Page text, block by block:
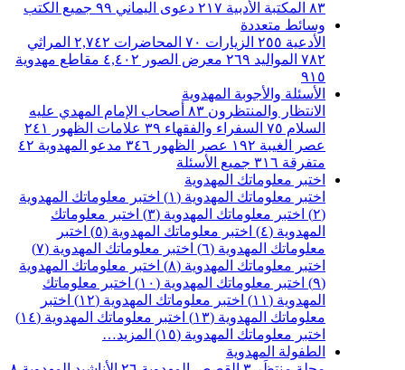
المكتبة الأدبية٢١٧ دعوى اليماني٩٩ جميع الكتب
وسائط متعددة
الزيارات٧٠ المحاضرات ٢,٧٤٢ المراثي
المواليد٢٦٩ معرض الصور٤,٤٠٢
مقاطع مهدوية
الأسئلة والأجوبة المهدوية
الانتظار والمنتظرون٨٣ أصحاب الإمام المهدي عليه
السفراء والفقهاء٣٩ علامات الظهور٢٤١
١٩٢ عصر الظهور٣٤٦ مدعو المهدوية٤٢
جميع الأسئلة
اختبر معلوماتك المهدوية
اختبر معلوماتك المهدوية (١)
اختبر معلوماتك المهدوية
اختبر معلوماتك المهدوية (٣)
اختبر معلوماتك
اختبر معلوماتك المهدوية (٥)
اختبر
معلوماتك المهدوية (٦)
اختبر معلوماتك المهدوية (٧)
اختبر معلوماتك المهدوية (٨)
اختبر معلوماتك المهدوية
اختبر معلوماتك المهدوية (١٠)
اختبر معلوماتك
اختبر معلوماتك المهدوية (١٢)
اختبر
معلوماتك المهدوية (١٣)
اختبر معلوماتك المهدوية (١٤)
اختبر معلوماتك المهدوية (١٥)
المزيد…
الطفولة المهدوية